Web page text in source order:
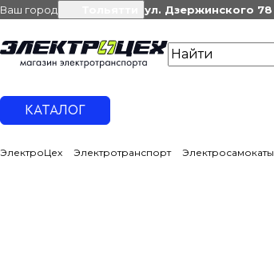
Ваш город ул. Дзержинского 78
КАТАЛОГ
ЭлектроЦех Электротранспорт Электросамокаты